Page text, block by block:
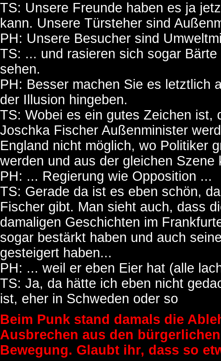
TS: Unsere Freunde haben es ja
kann. Unsere Türsteher sind
PH: Unsere Besucher sind
TS: ... und rasieren sich sogar
sehen.
PH: Besser machen Sie es letztlich
der Illusion hingeben.
TS: Wobei es ein gutes Zeichen ist,
Joschka Fischer Außenminister
England nicht möglich, wo Politiker
werden und aus der gleichen Szene
PH: ... Regierung wie Opposition ...
TS: Gerade da ist es eben schön,
Fischer gibt. Man sieht auch, dass
damaligen Geschichten im
sogar bestärkt haben und auch
gesteigert haben...
PH: ... weil er eben Eier hat (alle
TS: Ja, da hätte ich eben nicht
ist, eher in Schweden oder so
Beim Punk stand damals die
Ausbrechen aus den
Bewegung. Glaubt ihr, dass so